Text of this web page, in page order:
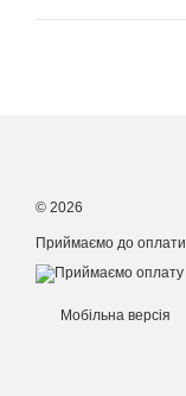
© 2026
Приймаємо до оплати
Мобільна версія